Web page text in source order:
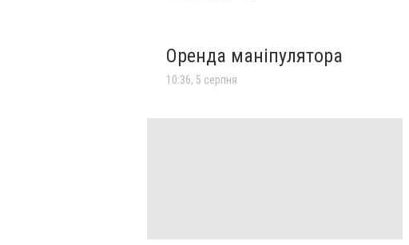
Оренда маніпулятора
10:36, 5 серпня